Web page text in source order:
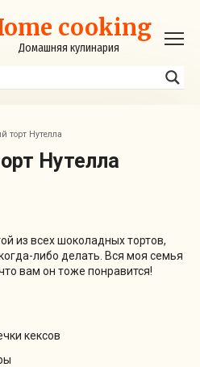
cooking
Домашняя кулинария
торт Нутелла
Нутелла
из всех шоколадных тортов,
либо делать. Вся моя семья
вам он тоже понравится!
кексов